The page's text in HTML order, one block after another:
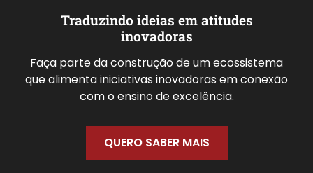
Traduzindo ideias em atitudes
inovadoras
Faça parte da construção de um ecossistema
que alimenta iniciativas inovadoras em conexão
com o ensino de excelência.
QUERO SABER MAIS